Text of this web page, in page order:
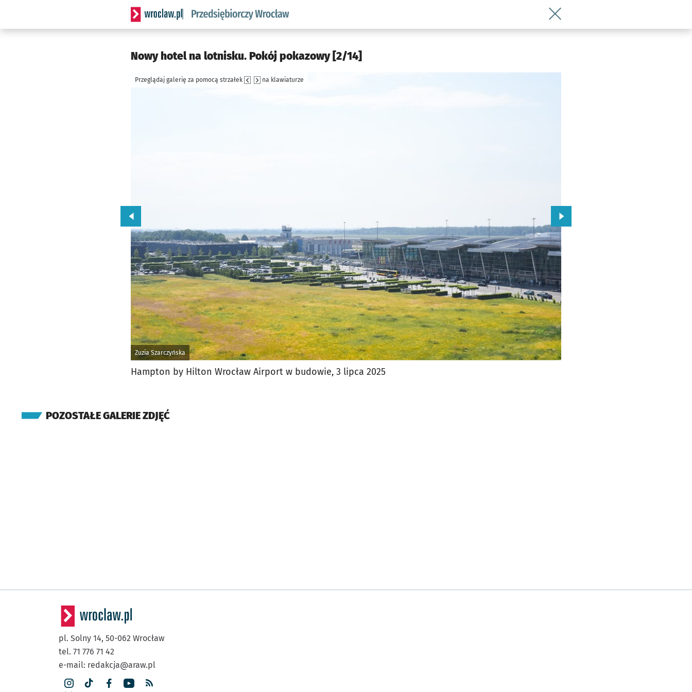
Serwis informacyjny wroclaw.pl podserwis: Strategia rozwoju przedsiębiorczości miasta Wrocławia
Wróć do artykułu Nowy hotel na
Nowy hotel na lotnisku. Pokój pokazowy [2/14]
Zuzia Szarczyńska
Przeglądaj galerię za pomocą strzałek na klawiaturze
Przejdź do poprzedniego zdjęcia. Przejdź do kolejnego zdjęcia.
Hampton by Hilton Wrocław Airport w budowie, 3 lipca 2025
POZOSTAŁE GALERIE ZDJĘĆ
pl. Solny 14, 50-062 Wrocław
tel. 71 776 71 42
e-mail: redakcja@araw.pl